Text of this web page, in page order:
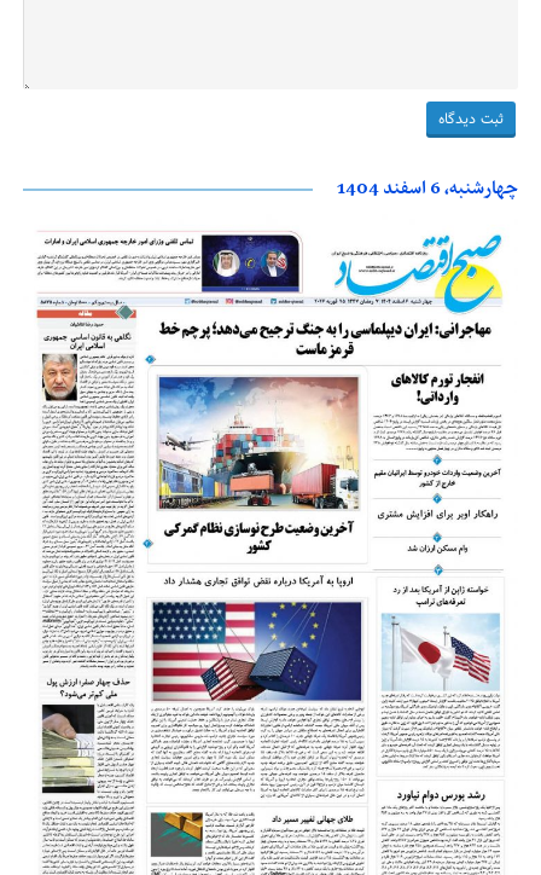
چهارشنبه، 6 اسفند 1404